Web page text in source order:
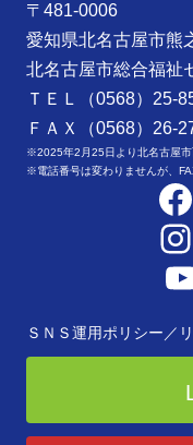
〒481-0006
愛知県北名古屋市熊
北名古屋市総合福祉
ＴＥＬ（0568）25-
ＦＡＸ（0568）26-
※2025年2月25日より北名古屋市
※電話番号は変わりませんが、
ＳＮＳ運用ポリシー／